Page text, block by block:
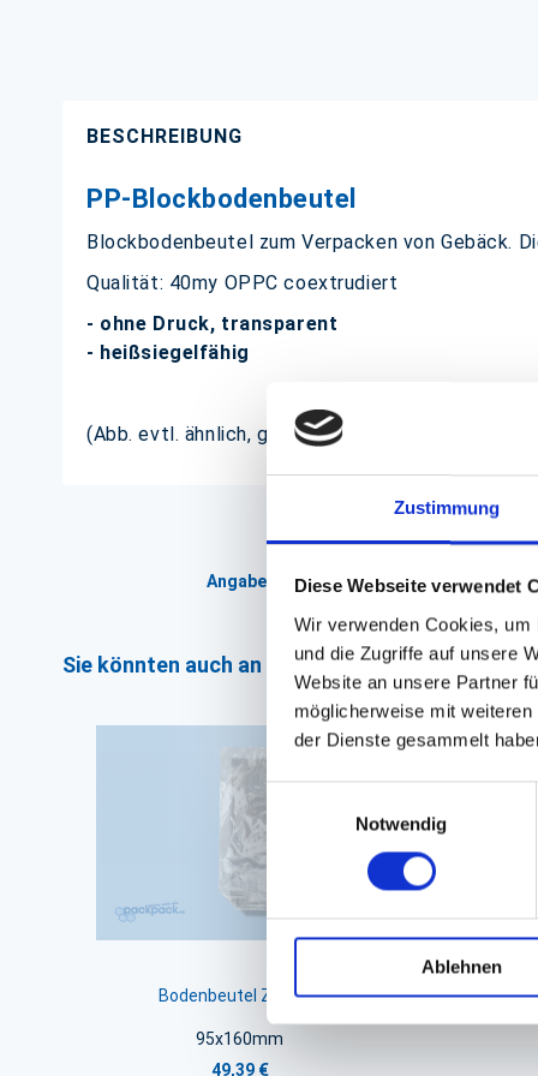
Zustimmung
Diese Webseite verwendet
Wir verwenden Cookies,
und die Zugriffe auf unsere
Website an unsere Partner
möglicherweise mit
der Dienste gesammelt
Notwendig
Ablehnen
BESCHREIBUNG
PP-Blockbodenbeutel
Blockbodenbeutel zum Verpacken von Gebäck.
Qualität: 40my OPPC coextrudiert
- ohne Druck, transparent
- heißsiegelfähig
(Abb. evtl. ähnlich, ggf. ohne Dekoration)
Angaben zur Informationspflichten der
Sie könnten auch an folgenden Artikeln
Bodenbeutel Zellglas
95x160mm
49,39 €